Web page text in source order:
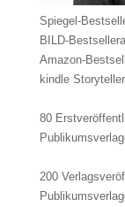
Spiegel-
BILD-
Amazon-
kindle
80
200